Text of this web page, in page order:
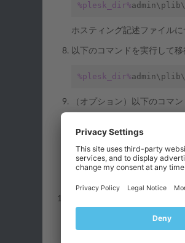
%plesk_dir%
ホスティング記述ファイル
以下のコマンドを実行して移
%plesk_dir%
（オプション）以下のコマ
%plesk_dir%
これにより、移行の実行中
の種類のコンテンツのみを
（推奨）移行が終了した後